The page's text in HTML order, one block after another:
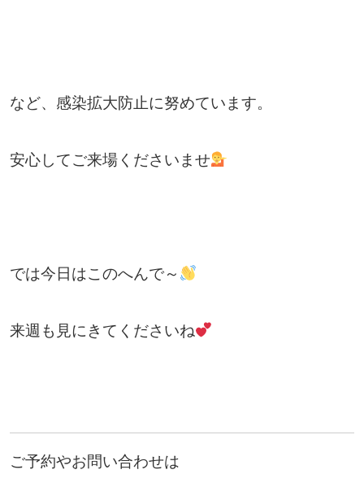
など、感染拡大防止に努めています。
安心してご来場くださいませ
では今日はこのへんで～
来週も見にきてくださいね
ご予約やお問い合わせは